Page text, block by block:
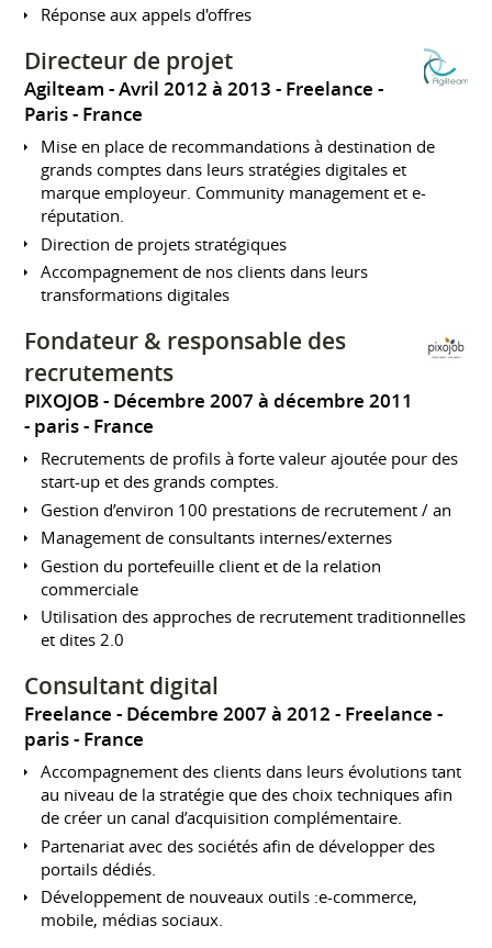
Réponse aux appels d'offres
Directeur de projet
Agilteam Avril 2012 à 2013 Freelance
Paris
France
Mise en place de recommandations à destination de
grands comptes dans leurs stratégies digitales et
marque employeur. Community management et e-
réputation.
Direction de projets stratégiques
Accompagnement de nos clients dans leurs
transformations digitales
Fondateur & responsable des
recrutements
PIXOJOB
Décembre 2007 à décembre 2011
paris
France
Recrutements de profils à forte valeur ajoutée pour des
start-up et des grands comptes.
Gestion d’environ 100 prestations de recrutement / an
Management de consultants internes/externes
Gestion du portefeuille client et de la relation
commerciale
Utilisation des approches de recrutement traditionnelles
et dites 2.0
Consultant digital
Freelance Décembre 2007 à 2012 Freelance
paris
France
Accompagnement des clients dans leurs évolutions tant
au niveau de la stratégie que des choix techniques afin
de créer un canal d’acquisition complémentaire.
Partenariat avec des sociétés afin de développer des
portails dédiés.
Développement de nouveaux outils :e-commerce,
mobile, médias sociaux.